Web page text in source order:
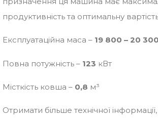
продуктивність та оптимальну
Експлуатаційна маса – 19 800 – 20 300
Повна потужність – 123 кВт
Місткість ковша – 0,8 м³
Отримати більше технічної